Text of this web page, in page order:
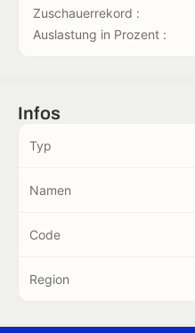
Zuschauerrekord :
Auslastung in Prozent :
Infos
Typ
Namen
Code
Region